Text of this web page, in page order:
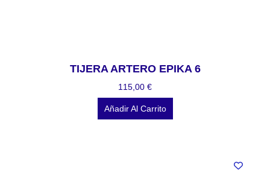
TIJERA ARTERO EPIKA 6
115,00 €
Añadir Al Carrito